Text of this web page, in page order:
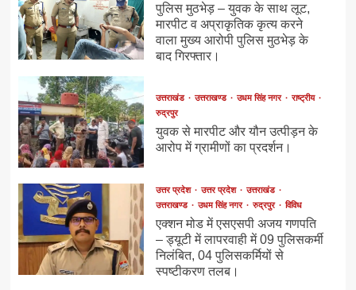
पुलिस मुठभेड़ – युवक के साथ लूट,
मारपीट व अप्राकृतिक कृत्य करने
वाला मुख्य आरोपी पुलिस मुठभेड़ के
बाद गिरफ्तार।
उत्तराखंड उत्तराखण्ड उधम सिंह नगर
राष्ट्रीय
रुद्रपुर
युवक से मारपीट और यौन उत्पीड़न के
आरोप में ग्रामीणों का प्रदर्शन।
उत्तर प्रदेश उत्तर प्रदेश
उत्तराखंड
उत्तराखण्ड
उधम सिंह नगर रुद्रपुर विविध
एक्शन मोड में एसएसपी अजय गणपति
– ड्यूटी में लापरवाही में 09 पुलिसकर्मी
निलंबित, 04 पुलिसकर्मियों से
स्पष्टीकरण तलब।